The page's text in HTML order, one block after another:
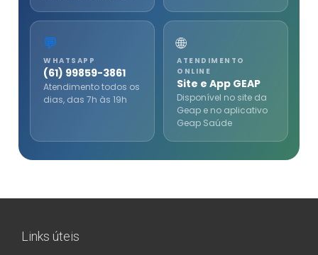
💬
WHATSAPP
(61) 99859-3861
Atendimento todos os
dias, das 7h às 19h
🌐
ATENDIMENTO
ONLINE
Site e App GEAP
Disponível no site da
Geap e no aplicativo
Geap Saúde
Links úteis